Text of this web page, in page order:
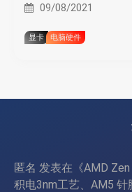
09/08/2021
显卡 电脑硬件
匿名 发表在《AMD
积电3nm工艺、AM5 针